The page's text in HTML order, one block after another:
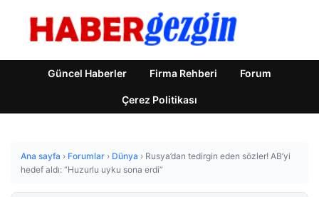
Güncel Haberler Firma Rehberi Forum
Çerez Politikası
Ana sayfa › Forumlar › Dünya › Rusya’dan tedirgin eden sözler! AB’yi
hedef aldı: “Huzurlu uyku sona erdi”